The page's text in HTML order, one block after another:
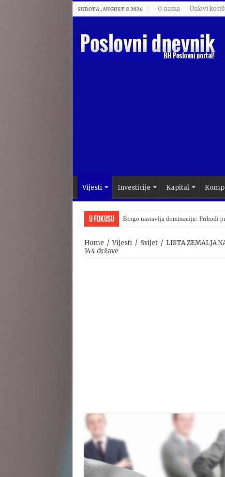
SUBOTA , AUGUST 8 2026 O nama Uslovi
Vijesti Investicije Kapital
U Fokusu Bingo nastavlja dominaciju: Prihodi
Home / Vijesti / Svijet / LISTA ZEMALJA
144 države